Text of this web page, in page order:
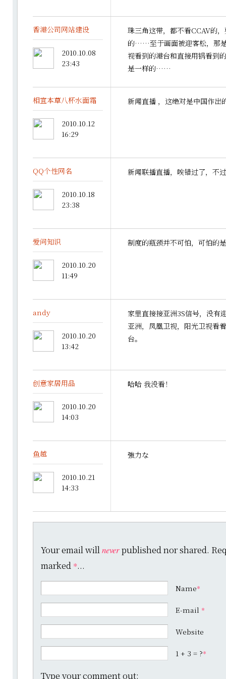
珠三角这带，都不看CCAV的
的……至于画面被迎客松，那
视看到的港台和直接用锅看到
是一样的……
香港公司网站建设
2010.10.08
23:43
新闻直播 ，这绝对是中国作出
相宜本草八杯水面霜
2010.10.12
16:29
新闻联播直播，唉错过了，不
QQ个性网名
2010.10.18
23:38
制度的瓶颈并不可怕，可怕的
爱问知识
2010.10.20
11:49
家里直接接亚洲3S信号，没有
亚洲，凤凰卫视，阳光卫视看
台。
andy
2010.10.20
13:42
哈哈 我没看！
创意家居用品
2010.10.20
14:03
強力な
鱼越
2010.10.21
14:33
Your email willneverpublished nor shared.
marked *...
Name*
E-mail *
Website
1 + 3 = ?*
Type your comment out: